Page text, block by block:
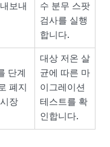
보내
수 분무 스팟
검사를 실행
합니다.
단계
폐지
장
대상 저온 살
균에 따른 마
이그레이션
테스트를 확
인합니다.